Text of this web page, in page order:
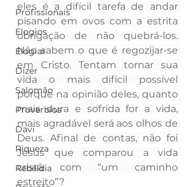
Profissionais
Elogios
Elogiar
Dizer
Salomão
Proverbios
Davi
Riqueza
Rebeldia
eles é a difícil tarefa de andar
pisando em ovos com a estrita
obrigação de não quebrá-los.
Não sabem o que é regozijar-se
em Cristo. Tentam tornar sua
vida o mais difícil possível
porque na opinião deles, quanto
mais dura e sofrida for a vida,
mais agradável será aos olhos de
Deus. Afinal de contas, não foi
Jesus que comparou a vida
cristã com “um caminho
estreito”?